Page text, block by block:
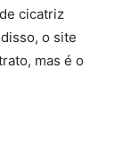
cicatriz
o site
mas é o